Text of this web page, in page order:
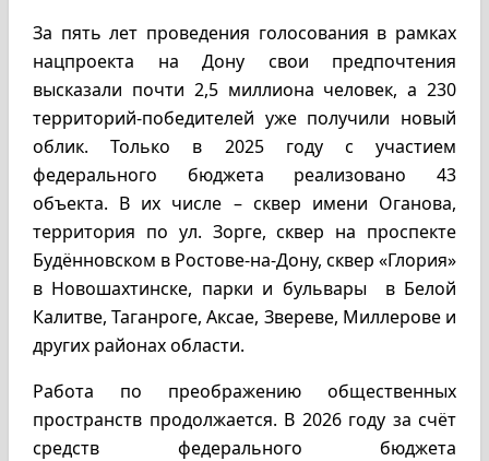
За пять лет проведения голосования в рамках
нацпроекта на Дону свои предпочтения
высказали почти 2,5 миллиона человек, а 230
территорий-победителей уже получили новый
облик. Только в 2025 году с участием
федерального бюджета реализовано 43
объекта. В их числе – сквер имени Оганова,
территория по ул. Зорге, сквер на проспекте
Будённовском в Ростове-на-Дону, сквер «Глория»
в Новошахтинске, парки и бульвары в Белой
Калитве, Таганроге, Аксае, Звереве, Миллерове и
других районах области.
Работа по преображению общественных
пространств продолжается. В 2026 году за счёт
средств федерального бюджета